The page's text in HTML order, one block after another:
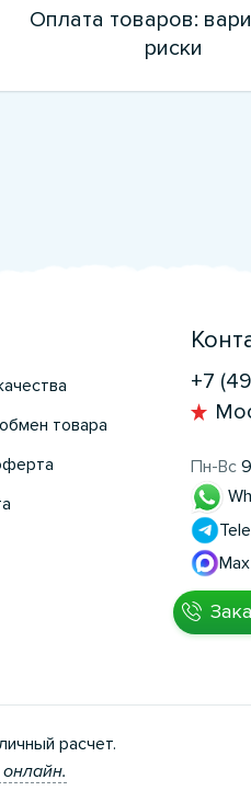
Оплата товаров:
риски
товара
+7
Пн-Вс
Max
расчет.